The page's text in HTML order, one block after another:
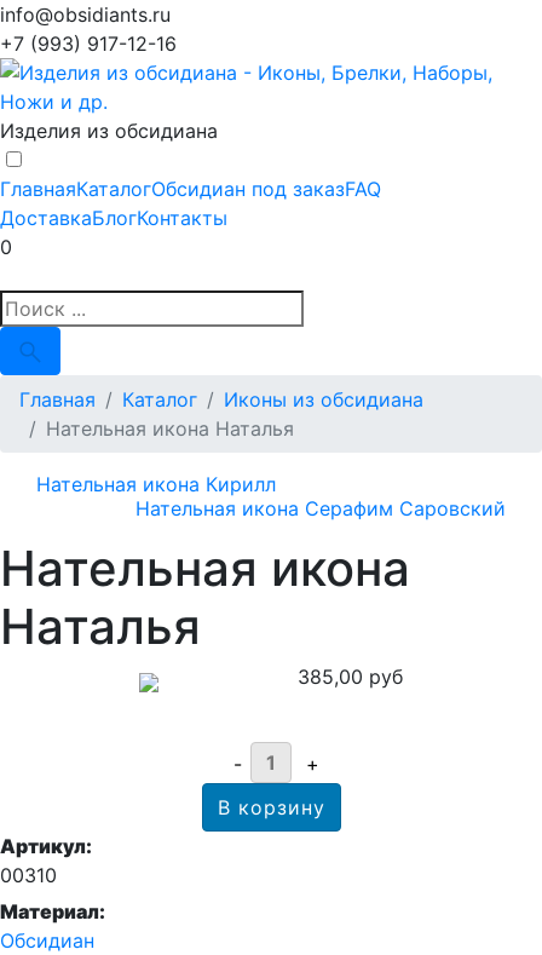
info@obsidiants.ru
+7 (993) 917-12-16
Изделия из обсидиана
ГлавнаяКаталогОбсидиан под заказFAQ
ДоставкаБлогКонтакты
0
Главная Каталог
Иконы из обсидиана
Нательная икона Наталья
Нательная икона Кирилл
Нательная икона Серафим Саровский
Нательная икона
Наталья
385,00 руб
Артикул:
00310
Материал:
Обсидиан